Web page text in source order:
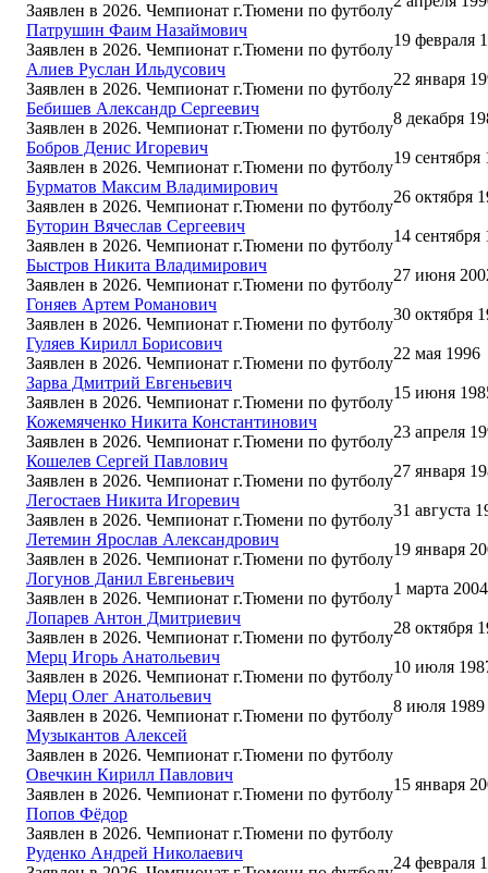
Заявлен в 2026. Чемпионат г.Тюмени по футболу
Патрушин Фаим Назаймович
Заявлен в 2026. Чемпионат г.Тюмени по футболу
19 февраля
Алиев Руслан Ильдусович
Заявлен в 2026. Чемпионат г.Тюмени по футболу
22 января
Бебишев Александр Сергеевич
Заявлен в 2026. Чемпионат г.Тюмени по футболу
8 декабря
Бобров Денис Игоревич
Заявлен в 2026. Чемпионат г.Тюмени по футболу
19 сентября
Бурматов Максим Владимирович
Заявлен в 2026. Чемпионат г.Тюмени по футболу
26 октября
Буторин Вячеслав Сергеевич
Заявлен в 2026. Чемпионат г.Тюмени по футболу
14 сентября
Быстров Никита Владимирович
Заявлен в 2026. Чемпионат г.Тюмени по футболу
27 июня
Гоняев Артем Романович
Заявлен в 2026. Чемпионат г.Тюмени по футболу
30 октября
Гуляев Кирилл Борисович
Заявлен в 2026. Чемпионат г.Тюмени по футболу
22 мая 1996
Зарва Дмитрий Евгеньевич
Заявлен в 2026. Чемпионат г.Тюмени по футболу
15 июня
Кожемяченко Никита Константинович
Заявлен в 2026. Чемпионат г.Тюмени по футболу
23 апреля
Кошелев Сергей Павлович
Заявлен в 2026. Чемпионат г.Тюмени по футболу
27 января
Легостаев Никита Игоревич
Заявлен в 2026. Чемпионат г.Тюмени по футболу
31 августа
Летемин Ярослав Александрович
Заявлен в 2026. Чемпионат г.Тюмени по футболу
19 января
Логунов Данил Евгеньевич
Заявлен в 2026. Чемпионат г.Тюмени по футболу
1 марта 2004
Лопарев Антон Дмитриевич
Заявлен в 2026. Чемпионат г.Тюмени по футболу
28 октября
Мерц Игорь Анатольевич
Заявлен в 2026. Чемпионат г.Тюмени по футболу
10 июля
Мерц Олег Анатольевич
Заявлен в 2026. Чемпионат г.Тюмени по футболу
8 июля 1989
Музыкантов Алексей
Заявлен в 2026. Чемпионат г.Тюмени по футболу
Овечкин Кирилл Павлович
Заявлен в 2026. Чемпионат г.Тюмени по футболу
15 января
Попов Фёдор
Заявлен в 2026. Чемпионат г.Тюмени по футболу
Руденко Андрей Николаевич
24 февраля